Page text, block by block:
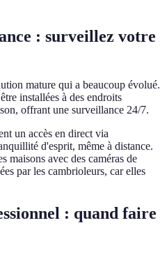
: surveillez votre
mature qui a beaucoup évolué.
installées à des endroits
offrant une surveillance 24/7.
un accès en direct via
d'esprit, même à distance.
maisons avec des caméras de
par les cambrioleurs, car elles
: quand faire